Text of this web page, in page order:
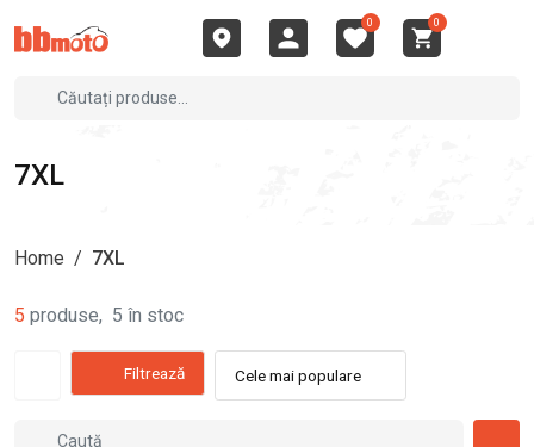
0 0
7XL
Home / 7XL
5 produse, 5 în stoc
Filtrează Cele mai populare